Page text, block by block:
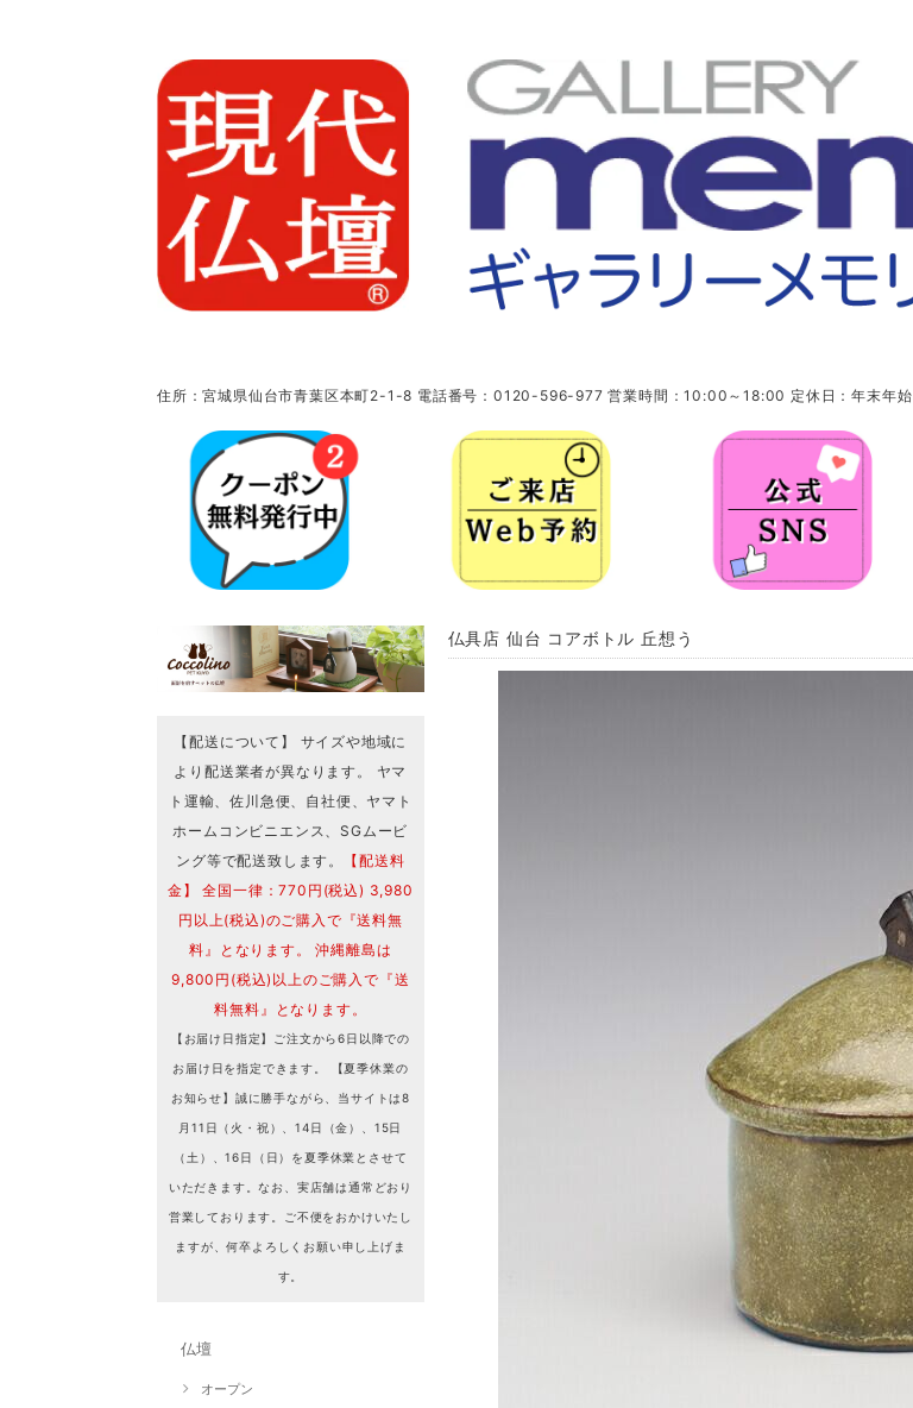
住所：宮城県仙台市青葉区本町2-1-8 電話番号：0120-596-977 営業時間：10:00～18:00 定休日：年末年始
【配送について】 サイズや地域に
より配送業者が異なります。 ヤマ
ト運輸、佐川急便、自社便、ヤマト
ホームコンビニエンス、SGムービ
ング等で配送致します。
【配送料
金】 全国一律：770円(税込) 3,980
円以上(税込)のご購入で『送料無
料』となります。 沖縄離島は
9,800円(税込)以上のご購入で『送
料無料』となります。
【お届け日指定】ご注文から6日以降での
お届け日を指定できます。 【夏季休業の
お知らせ】誠に勝手ながら、当サイトは8
月11日（火・祝）、14日（金）、15日
（土）、16日（日）を夏季休業とさせて
いただきます。なお、実店舗は通常どおり
営業しております。ご不便をおかけいたし
ますが、何卒よろしくお願い申し上げま
す。
仏壇
オープン
仏具店 仙台 コアボトル 丘想う